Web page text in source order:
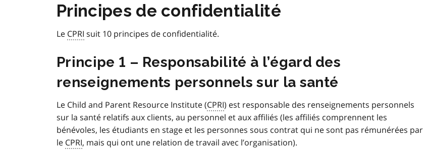
Principes de confidentialité
Le CPRI suit 10 principes de confidentialité.
Principe 1 – Responsabilité à l’égard des
renseignements personnels sur la santé
Le Child and Parent Resource Institute (CPRI) est responsable des renseignements personnels
sur la santé relatifs aux clients, au personnel et aux affiliés (les affiliés comprennent les
bénévoles, les étudiants en stage et les personnes sous contrat qui ne sont pas rémunérées par
le CPRI, mais qui ont une relation de travail avec l’organisation).